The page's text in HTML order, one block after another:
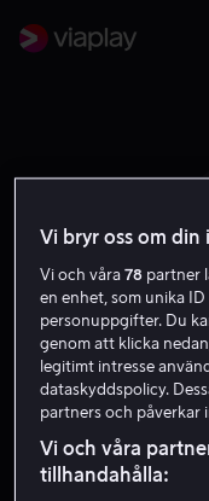
Vi bryr oss om
Vi och våra78 partner
en enhet, som unika
personuppgifter. Du
genom att klicka
legitimt intresse
dataskyddspolicy.
partners och påverkar
Vi och våra
tillhandahålla: